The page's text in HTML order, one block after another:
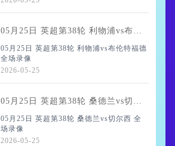
05月25日 英超第38轮 利物浦vs布伦特福德 全场录像
05月25日 英超第38轮 利物浦vs布伦特福德
全场录像
2026-05-25
05月25日 英超第38轮 桑德兰vs切尔西 全场录像
05月25日 英超第38轮 桑德兰vs切尔西 全
场录像
2026-05-25